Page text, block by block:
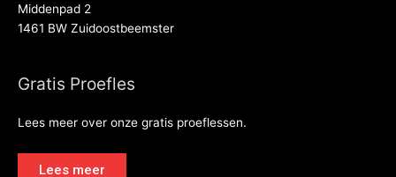
Middenpad 2
1461 BW Zuidoostbeemster
Gratis Proefles
Lees meer over onze gratis proeflessen.
Lees meer